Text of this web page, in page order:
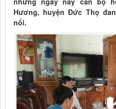
Hương, huyện Đức Thọ
nổi.